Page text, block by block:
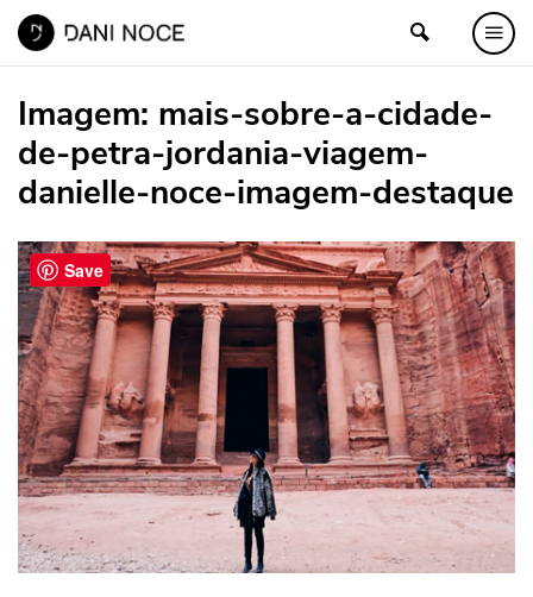
Imagem: mais-sobre-a-cidade-
de-petra-jordania-viagem-
danielle-noce-imagem-destaque
Save